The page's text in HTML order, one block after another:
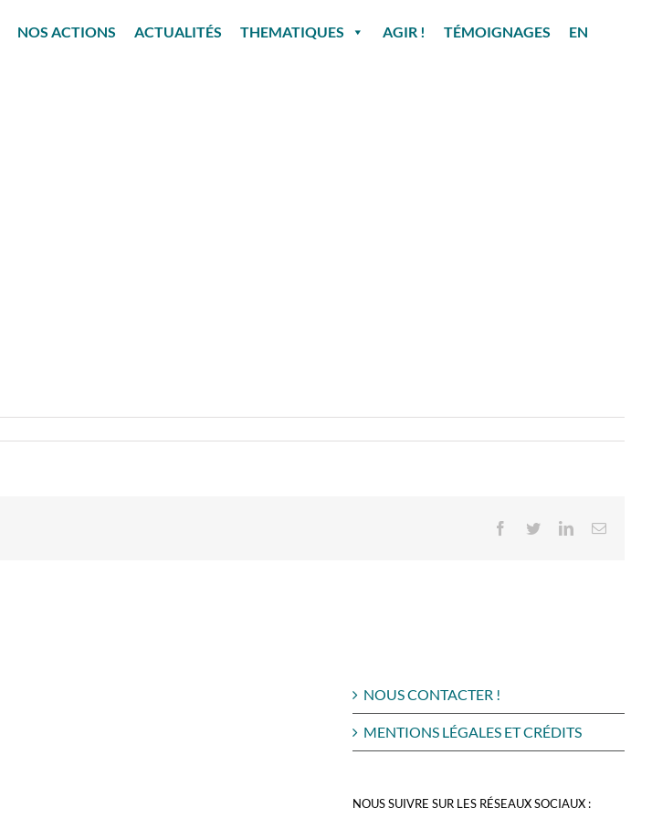
NOS ACTIONS ACTUALITÉS THEMATIQUES AGIR ! TÉMOIGNAGES EN
Facebook
TwitterLinkedInEmail
NOUS CONTACTER !
MENTIONS LÉGALES ET CRÉDITS
NOUS SUIVRE SUR LES RÉSEAUX SOCIAUX :